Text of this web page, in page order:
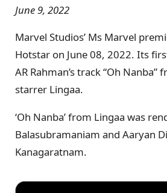
June 9, 2022
Marvel Studios’ Ms Marvel
Hotstar on June 08, 2022. Its
AR Rahman’s track “Oh Nanba”
starrer Lingaa.
‘Oh Nanba’ from Lingaa was
Balasubramaniam and Aaryan
Kanagaratnam.